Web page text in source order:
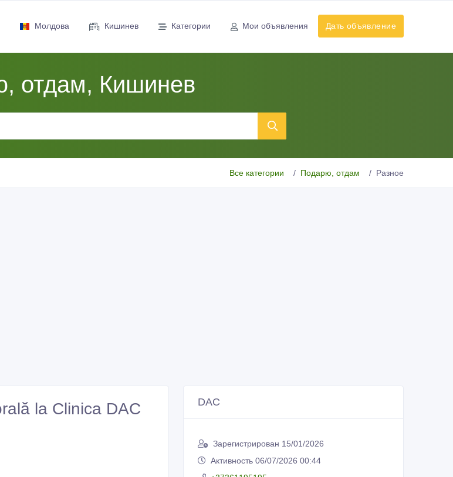
Молдова Кишинев Категории Мои объявления Дать объявление
отдам, Кишинев
Все категории Подарю, отдам Разное
la Clinica DAC DAC
Зарегистрирован 15/01/2026
Активность 06/07/2026 00:44